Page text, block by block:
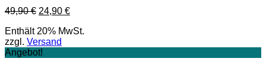
49,90€ Ursprünglicher
war:
49,90 €
24,90 €Aktueller
ist:
Enthält 20% MwSt.
zzgl. Versand
Angebot!